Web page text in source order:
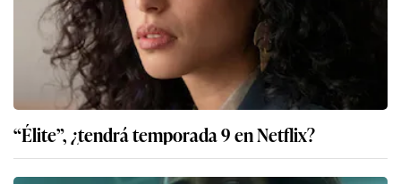
“Élite”, ¿tendrá temporada 9 en Netflix?